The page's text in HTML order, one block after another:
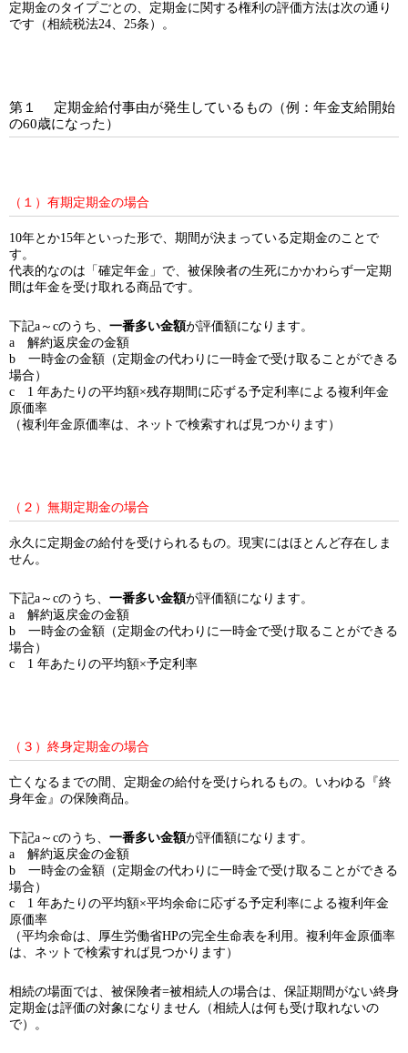
定期金のタイプごとの、定期金に関する権利の評価方法は次の通り
です（相続税法24、25条）。
第１ 定期金給付事由が発生しているもの（例：年金支給開始
の60歳になった）
（１）有期定期金の場合
10年とか15年といった形で、期間が決まっている定期金のことで
す。
代表的なのは「確定年金」で、被保険者の生死にかかわらず一定期
間は年金を受け取れる商品です。
下記a～cのうち、 一番多い金額が評価額になります。
a 解約返戻金の金額
b 一時金の金額（定期金の代わりに一時金で受け取ることができる
場合）
c 1 年あたりの平均額×残存期間に応ずる予定利率による複利年金
原価率
（複利年金原価率は、ネットで検索すれば見つかります）
（２）無期定期金の場合
永久に定期金の給付を受けられるもの。現実にはほとんど存在しま
せん。
下記a～cのうち、 一番多い金額が評価額になります。
a 解約返戻金の金額
b 一時金の金額（定期金の代わりに一時金で受け取ることができる
場合）
c 1 年あたりの平均額×予定利率
（３）終身定期金の場合
亡くなるまでの間、定期金の給付を受けられるもの。いわゆる『終
身年金』の保険商品。
下記a～cのうち、 一番多い金額が評価額になります。
a 解約返戻金の金額
b 一時金の金額（定期金の代わりに一時金で受け取ることができる
場合）
c 1 年あたりの平均額×平均余命に応ずる予定利率による複利年金
原価率
（平均余命は、厚生労働省HPの完全生命表を利用。複利年金原価率
は、ネットで検索すれば見つかります）
相続の場面では、被保険者=被相続人の場合は、保証期間がない終身
定期金は評価の対象になりません（相続人は何も受け取れないの
で）。